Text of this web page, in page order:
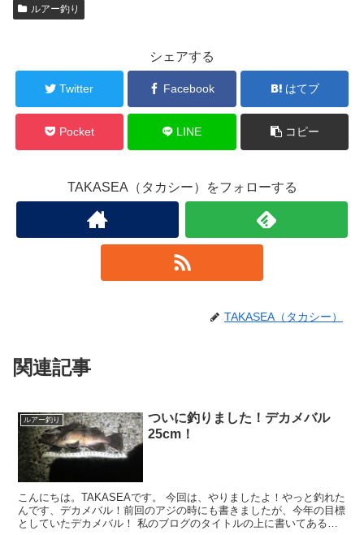
ルアー釣り
シェアする
Twitter Facebook はてブ
Pocket LINE コピー
TAKASEA（タカシー）をフォローする
TAKASEA（タカシー）
関連記事
ルアー釣り
ついに釣りました！デカメバル
25cm！
こんにちは。TAKASEAです。 今回は、やりましたよ！やっと釣れた
んです、デカメバル！前回のアジの時にも書きましたが、今年の目標
としていたデカメバル！ 私のブログのタイトルの上に書いてあるキ